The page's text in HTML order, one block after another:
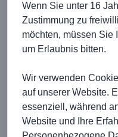
Daten,
Sonntag, 25.06.2023
vs. TA TSV
Sonntag, 02.07.2023
vs. TA TSG
Wenn Sie unter 16
Zustimmung zu
möchten, müssen Sie
um Erlaubnis bitten.
Wir verwenden
auf unserer Website.
essenziell, während
Website und Ihre